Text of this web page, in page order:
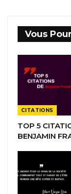
Vous
CITATIONS
TOP 5
BENJAMIN